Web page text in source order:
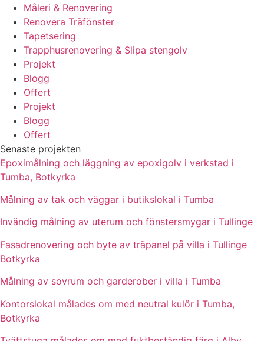
Måleri & Renovering
Renovera Träfönster
Tapetsering
Trapphusrenovering & Slipa stengolv
Projekt
Blogg
Offert
Projekt
Blogg
Offert
Senaste projekten
Epoximålning och läggning av epoxigolv i verkstad i
Tumba, Botkyrka
Målning av tak och väggar i butikslokal i Tumba
Invändig målning av uterum och fönstersmygar i Tullinge
Fasadrenovering och byte av träpanel på villa i Tullinge
Botkyrka
Målning av sovrum och garderober i villa i Tumba
Kontorslokal målades om med neutral kulör i Tumba,
Botkyrka